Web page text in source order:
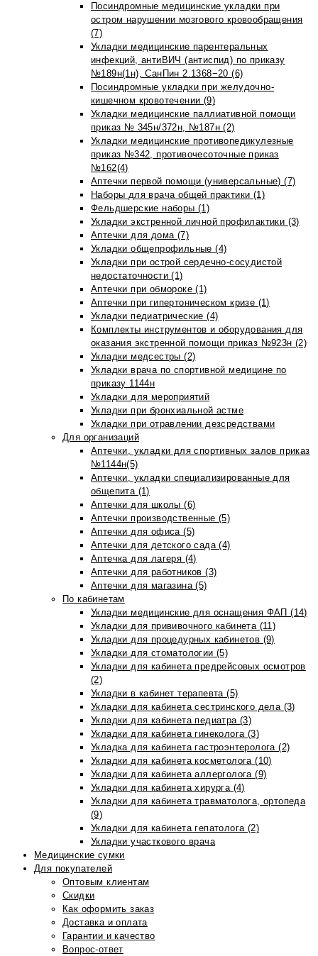
Посиндромные медицинские укладки при
остром нарушении мозгового кровообращения
(7)
Укладки медицинские парентеральных
инфекций, антиВИЧ (антиспид) по приказу
№189н(1н), СанПин 2.1368−20 (6)
Посиндромные укладки при желудочно-
кишечном кровотечении (9)
Укладки медицинские паллиативной помощи
приказ № 345н/372н, №187н (2)
Укладки медицинские противопедикулезные
приказ №342, противочесоточные приказ
№162(4)
Аптечки первой помощи (универсальные) (7)
Наборы для врача общей практики (1)
Фельдшерские наборы (1)
Укладки экстренной личной профилактики (3)
Аптечки для дома (7)
Укладки общепрофильные (4)
Укладки при острой сердечно-сосудистой
недостаточности (1)
Аптечки при обмороке (1)
Аптечки при гипертоническом кризе (1)
Укладки педиатрические (4)
Комплекты инструментов и оборудования для
оказания экстренной помощи приказ №923н (2)
Укладки медсестры (2)
Укладки врача по спортивной медицине по
приказу 1144н
Укладки для мероприятий
Укладки при бронхиальной астме
Укладки при отравлении дезсредствами
Для организаций
Аптечки, укладки для спортивных залов приказ
№1144н(5)
Аптечки, укладки специализированные для
общепита (1)
Аптечки для школы (6)
Аптечки производственные (5)
Аптечки для офиса (5)
Аптечки для детского сада (4)
Аптечка для лагеря (4)
Аптечки для работников (3)
Аптечки для магазина (5)
По кабинетам
Укладки медицинские для оснащения ФАП (14)
Укладки для прививочного кабинета (11)
Укладки для процедурных кабинетов (9)
Укладки для стоматологии (5)
Укладки для кабинета предрейсовых осмотров
(2)
Укладки в кабинет терапевта (5)
Укладки для кабинета сестринского дела (3)
Укладки для кабинета педиатра (3)
Укладки для кабинета гинеколога (3)
Укладка для кабинета гастроэнтеролога (2)
Укладки для кабинета косметолога (10)
Укладки для кабинета аллерголога (9)
Укладки для кабинета хирурга (4)
Укладки для кабинета травматолога, ортопеда
(9)
Укладки для кабинета гепатолога (2)
Укладки участкового врача
Медицинские сумки
Для покупателей
Оптовым клиентам
Скидки
Как оформить заказ
Доставка и оплата
Гарантии и качество
Вопрос-ответ